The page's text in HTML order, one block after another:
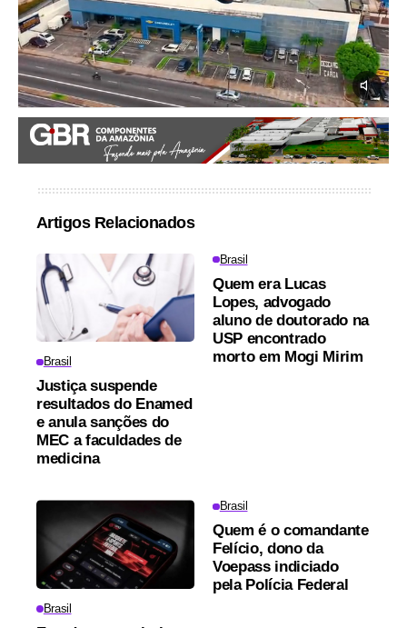
Artigos Relacionados
Brasil
Justiça suspende
resultados do Enamed
e anula sanções do
MEC a faculdades de
medicina
Brasil
Quem era Lucas
Lopes, advogado
aluno de doutorado na
USP encontrado
morto em Mogi Mirim
Brasil
Brasil
Quem é o comandante
Felício, dono da
Voepass indiciado
pela Polícia Federal